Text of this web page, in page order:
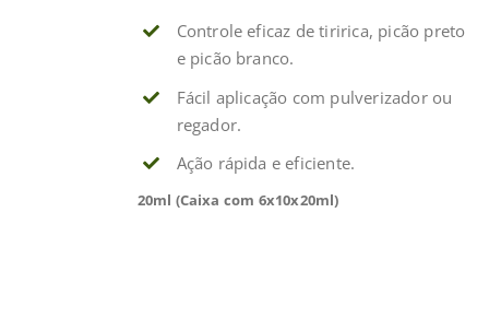
Controle eficaz de tiririca, picão preto
e picão branco.
Fácil aplicação com pulverizador ou
regador.
Ação rápida e eficiente.
20ml (Caixa com 6x10x20ml)